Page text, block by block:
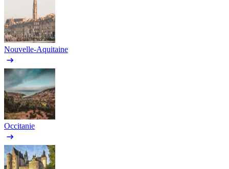
Nouvelle-Aquitaine
Occitanie